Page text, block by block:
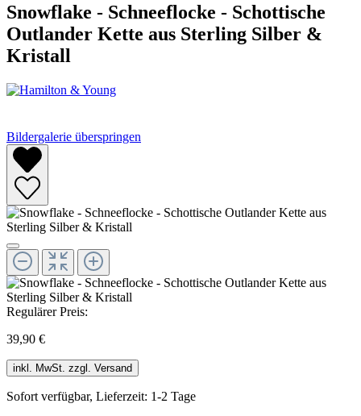
Snowflake - Schneeflocke - Schottische
Outlander Kette aus Sterling Silber &
Kristall
Bildergalerie überspringen
Regulärer Preis:
39,90 €
inkl. MwSt. zzgl. Versand
Sofort verfügbar, Lieferzeit: 1-2 Tage